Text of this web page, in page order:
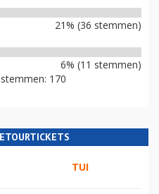
21% (36 stemmen)
6% (11 stemmen)
170
TUI